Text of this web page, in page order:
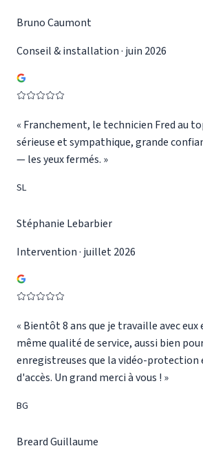
Bruno Caumont
Conseil & installation · juin 2026
« Franchement, le technicien Fred au
sérieuse et sympathique, grande
— les yeux fermés. »
SL
Stéphanie Lebarbier
Intervention · juillet 2026
« Bientôt 8 ans que je travaille avec
même qualité de service, aussi bien
enregistreuses que la vidéo-
d'accès. Un grand merci à vous ! »
BG
Breard Guillaume